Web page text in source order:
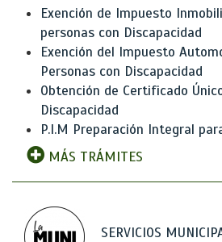
Exención de Impuesto
personas con Discapacidad
Exención del Impuesto
Personas con Discapacidad
Obtención de Certificado
Discapacidad
P.I.M Preparación Integral
MÁS TRÁMITES
SERVICIOS